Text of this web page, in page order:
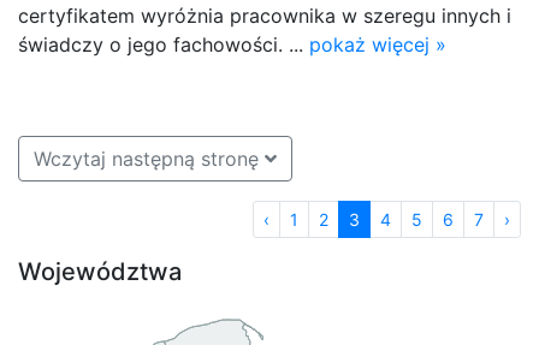
certyfikatem wyróżnia pracownika w szeregu innych i
świadczy o jego fachowości. ... pokaż więcej »
Wczytaj następną stronę
‹ 1 2 3 4 5 6 7 ›
Województwa